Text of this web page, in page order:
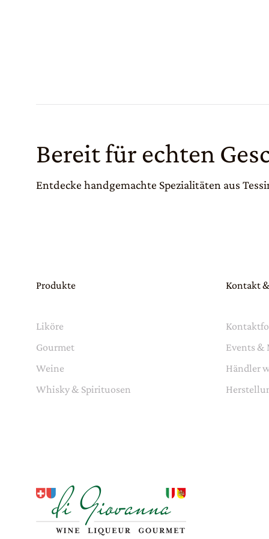
Bereit für echten
Entdecke handgemachte Spezialitäten aus
Produkte
Liköre
Gourmet
Weine
Whisky & Spirituosen
Kontakt
Events &
Händler